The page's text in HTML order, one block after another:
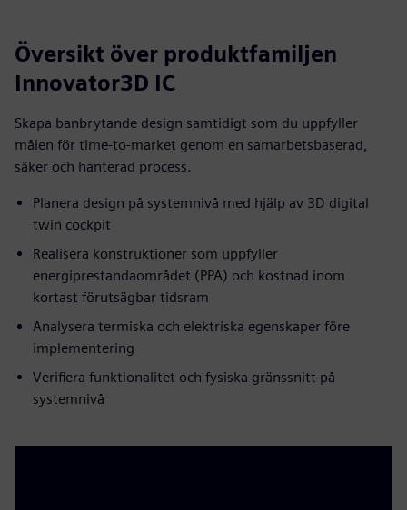
Översikt över produktfamiljen
Innovator3D IC
Skapa banbrytande design samtidigt som du uppfyller
målen för time-to-market genom en samarbetsbaserad,
säker och hanterad process.
Planera design på systemnivå med hjälp av 3D digital
twin cockpit
Realisera konstruktioner som uppfyller
energiprestandaområdet (PPA) och kostnad inom
kortast förutsägbar tidsram
Analysera termiska och elektriska egenskaper före
implementering
Verifiera funktionalitet och fysiska gränssnitt på
systemnivå